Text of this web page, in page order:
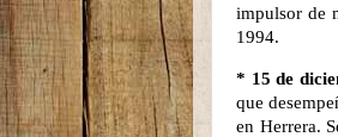
impulsor de
1994.
* 15 de
que
en Herrera.